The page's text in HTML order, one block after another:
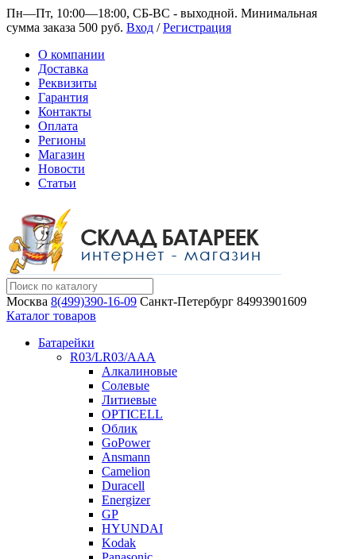
Пн—Пт, 10:00—18:00, СБ-ВС - выходной. Минимальная
сумма заказа 500 руб. Вход /Регистрация
О компании
Доставка
Реквизиты
Гарантия
Контакты
Оплата
Регионы
Магазин
Новости
Статьи
Москва 8(499)390-16-09 Санкт-Петербург 84993901609
Каталог товаров
Батарейки
R03/LR03/AAA
Алкалиновые
Солевые
Литиевые
OPTICELL
Облик
GoPower
Ansmann
Camelion
Duracell
Energizer
GP
HYUNDAI
Kodak